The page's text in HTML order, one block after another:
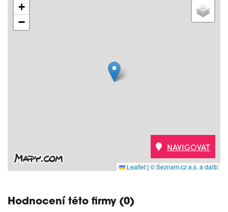
+
−
Leaflet | © Seznam.cz a.s. a další
NAVIGOVAT
Hodnocení této firmy (0)